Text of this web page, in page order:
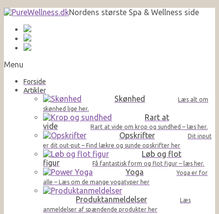
Nordens største Spa & Wellness side
Menu
Forside
Artikler
Skønhed
Læs alt om
skønhed lige her.
Rart at
vide
Rart at vide om krop og sundhed – læs her.
Opskrifter
Dit input
er dit out-put – Find lækre og sunde opskrifter her
Løb og flot
figur
Få fantastisk form og flot figur – læs her.
Yoga
Yoga er for
alle – Læs om de mange yogatyper her
Produktanmeldelser
Læs
anmeldelser af spændende produkter her